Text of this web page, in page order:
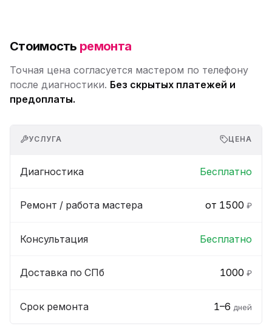
Стоимость ремонта
Точная цена согласуется мастером по телефону
после диагностики. Без скрытых платежей и
предоплаты.
УСЛУГА ЦЕНА
Диагностика Бесплатно
Ремонт / работа мастера от 1500 ₽
Консультация Бесплатно
Доставка по СПб 1000 ₽
Срок ремонта 1–6 дней